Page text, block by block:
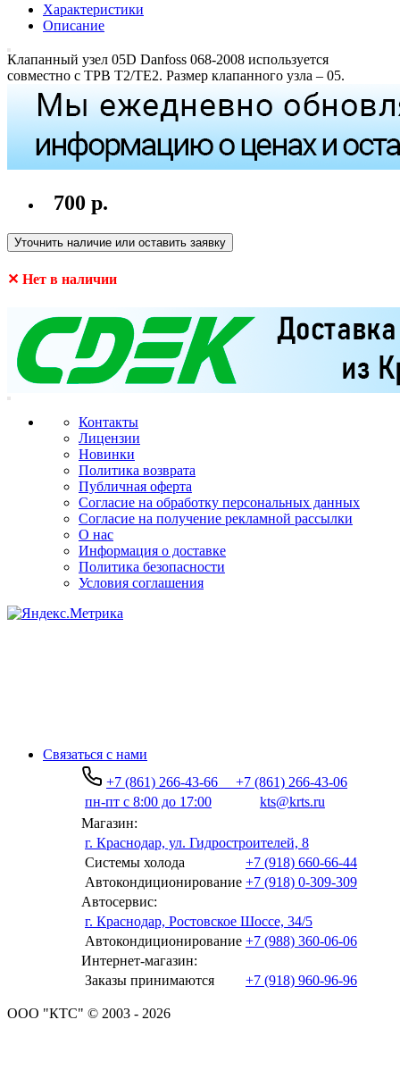
Характеристики
Описание
Клапанный узел 05D Danfoss 068-2008 используется
совместно с ТРВ T2/TE2. Размер клапанного узла – 05.
700 р.
Уточнить наличие или оставить заявку
✕ Нет в наличии
Контакты
Лицензии
Новинки
Политика возврата
Публичная оферта
Согласие на обработку персональных данных
Согласие на получение рекламной рассылки
О нас
Информация о доставке
Политика безопасности
Условия соглашения
Связаться с нами
+7 (861) 266-43-66
+7 (861) 266-43-06
пн-пт с 8:00 до 17:00
kts@krts.ru
Магазин:
г. Краснодар, ул. Гидростроителей, 8
Системы холода
+7 (918) 660-66-44
Автокондиционирование +7 (918) 0-309-309
Автосервис:
г. Краснодар, Ростовское Шоссе, 34/5
Автокондиционирование +7 (988) 360-06-06
Интернет-магазин:
Заказы принимаются
+7 (918) 960-96-96
ООО "КТС" © 2003 - 2026